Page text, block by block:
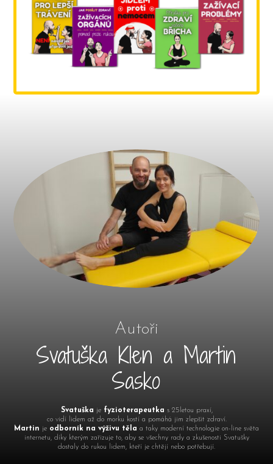
Autoři
Svatuška Klen a Martin
Sasko
Svatuška je fyzioterapeutka s 25letou praxí,
co vidí lidem až do morku kostí a pomáhá jim zlepšit zdraví.
Martin je odborník na výživu těla a taky moderní technologie on-line světa
internetu, díky kterým zařizuje to, aby se všechny rady a zkušenosti Svatušky
dostaly do rukou lidem, kteří je chtějí nebo potřebují.